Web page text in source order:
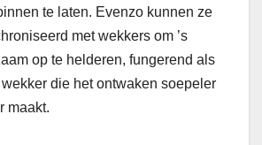
te laten. Evenzo kunnen ze
met wekkers om ’s
op te helderen, fungerend als
die het ontwaken soepeler
maakt.